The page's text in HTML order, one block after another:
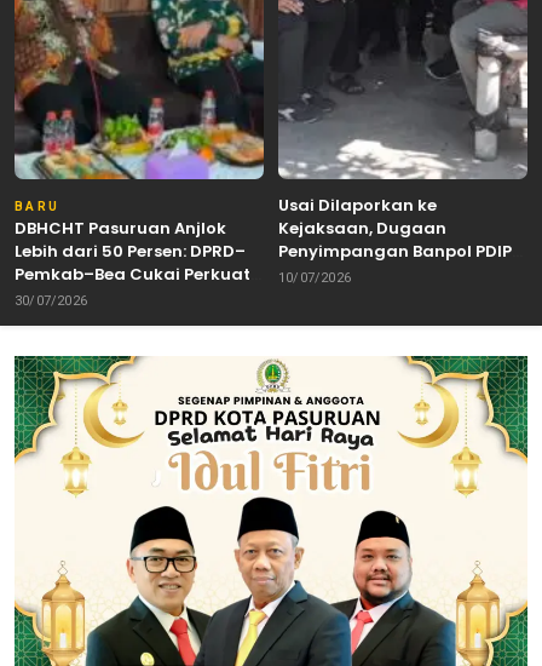
BARU
DBHCHT Pasuruan Anjlok
Lebih dari 50 Persen: DPRD–
Pemkab–Bea Cukai Perkuat
Perang Melawan Peredaran
Rokok Ilegal
30/07/2026
Usai Dilaporkan ke
Kejaksaan, Dugaan
Penyimpangan Banpol PDIP
Pasuruan Dinyatakan
Cabut Laporan”
10/07/2026